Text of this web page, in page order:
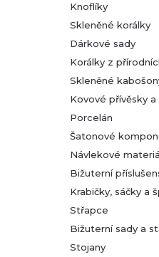
Knoflíky
Skleněné korálky
Dárkové sady
Korálky z
Skleněné
Kovové přívěsky a
Porcelán
Šatonové
Návlekové
Bižuterní
Krabičky, sáčky a
Střapce
Bižuterní sady a
Stojany